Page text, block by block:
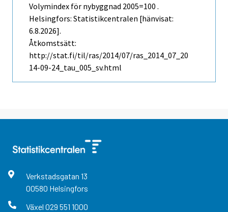
Volymindex för nybyggnad 2005=100 .
Helsingfors: Statistikcentralen [hänvisat:
6.8.2026].
Åtkomstsätt:
http://stat.fi/til/ras/2014/07/ras_2014_07_20
14-09-24_tau_005_sv.html
Verkstadsgatan 13
00580 Helsingfors
Växel 029 551 1000